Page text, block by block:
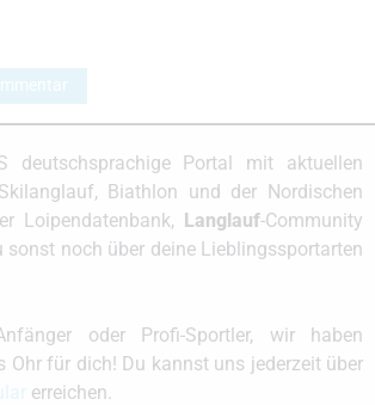
deutschsprachige Portal mit aktuellen
Biathlon und der Nordischen
Loipendatenbank, Langlauf-Community
noch über deine Lieblingssportarten
oder Profi-Sportler, wir haben
Ohr für dich! Du kannst uns jederzeit über
erreichen.